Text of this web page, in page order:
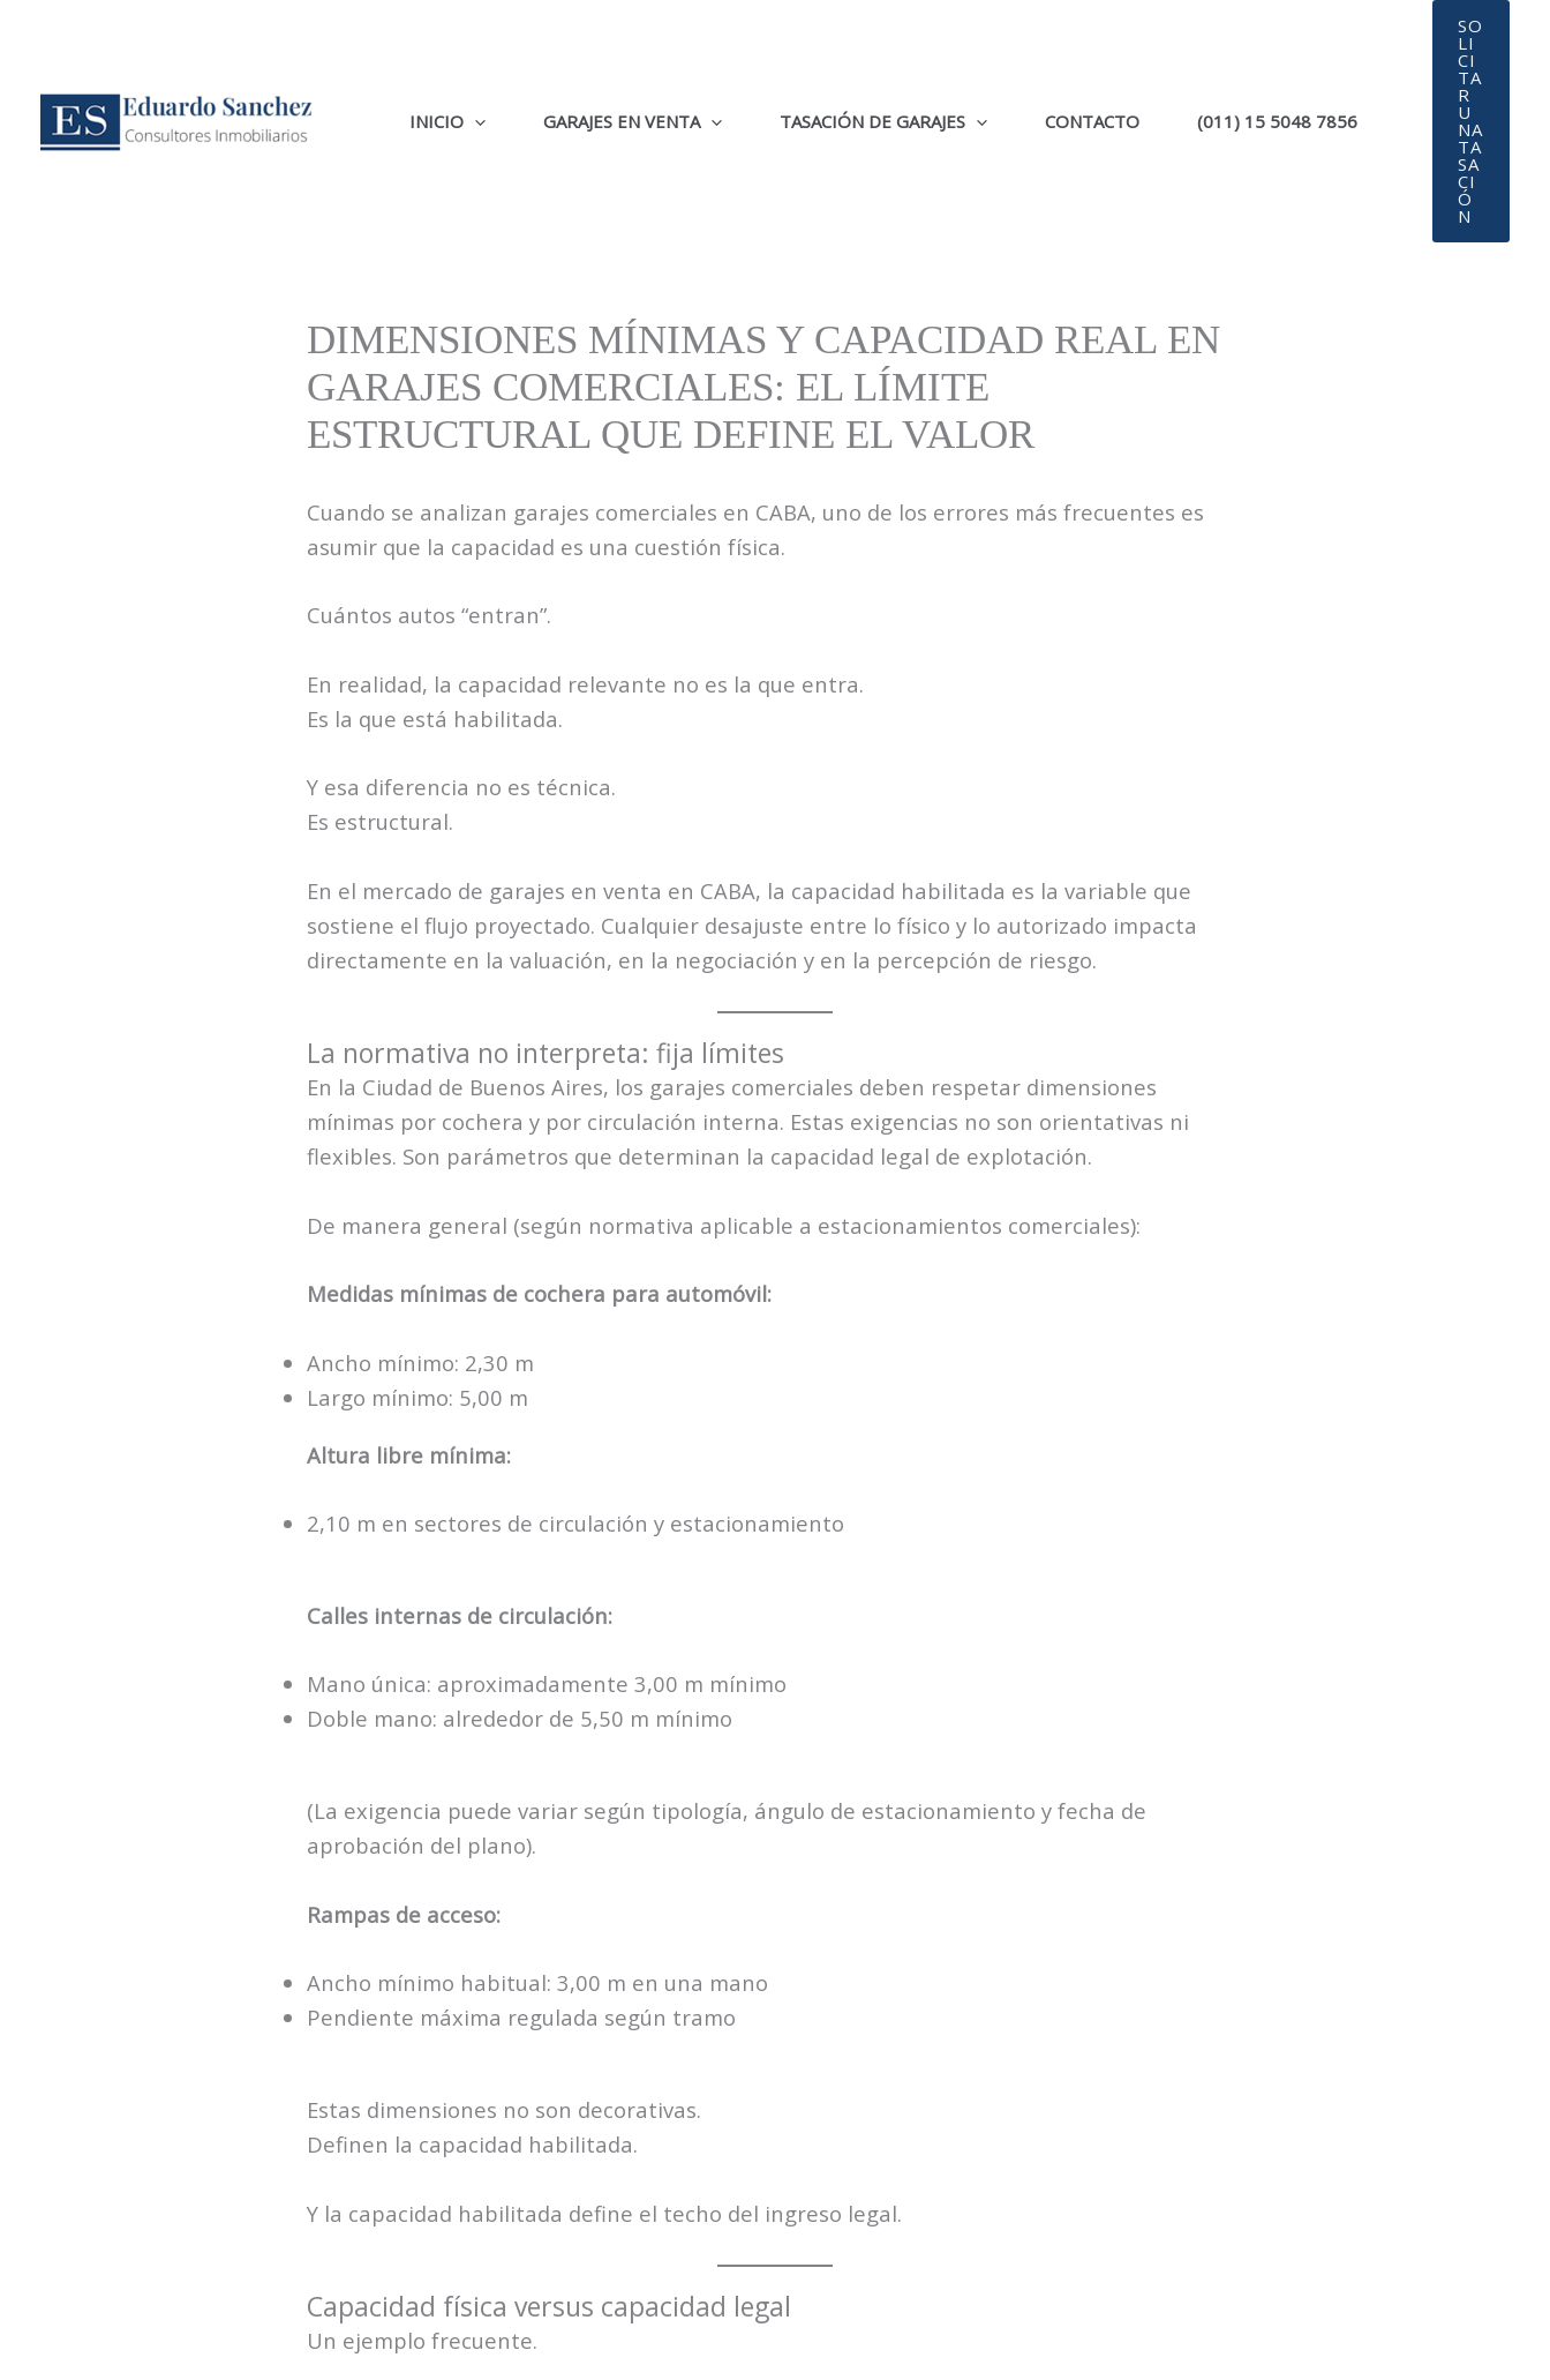
INICIO GARAJES EN VENTA TASACIÓN DE GARAJES CONTACTO (011) 15 5048 7856
SO
LI
CI
TA
R
U
NA
TA
SA
CI
Ó
N
DIMENSIONES MÍNIMAS Y CAPACIDAD REAL EN
GARAJES COMERCIALES: EL LÍMITE
ESTRUCTURAL QUE DEFINE EL VALOR
Cuando se analizan garajes comerciales en CABA, uno de los errores más frecuentes es
asumir que la capacidad es una cuestión física.
Cuántos autos “entran”.
En realidad, la capacidad relevante no es la que entra.
Es la que está habilitada.
Y esa diferencia no es técnica.
Es estructural.
En el mercado de garajes en venta en CABA, la capacidad habilitada es la variable que
sostiene el flujo proyectado. Cualquier desajuste entre lo físico y lo autorizado impacta
directamente en la valuación, en la negociación y en la percepción de riesgo.
La normativa no interpreta: fija límites
En la Ciudad de Buenos Aires, los garajes comerciales deben respetar dimensiones
mínimas por cochera y por circulación interna. Estas exigencias no son orientativas ni
flexibles. Son parámetros que determinan la capacidad legal de explotación.
De manera general (según normativa aplicable a estacionamientos comerciales):
Medidas mínimas de cochera para automóvil:
Ancho mínimo: 2,30 m
Largo mínimo: 5,00 m
Altura libre mínima:
2,10 m en sectores de circulación y estacionamiento
Calles internas de circulación:
Mano única: aproximadamente 3,00 m mínimo
Doble mano: alrededor de 5,50 m mínimo
(La exigencia puede variar según tipología, ángulo de estacionamiento y fecha de
aprobación del plano).
Rampas de acceso:
Ancho mínimo habitual: 3,00 m en una mano
Pendiente máxima regulada según tramo
Estas dimensiones no son decorativas.
Definen la capacidad habilitada.
Y la capacidad habilitada define el techo del ingreso legal.
Capacidad física versus capacidad legal
Un ejemplo frecuente.